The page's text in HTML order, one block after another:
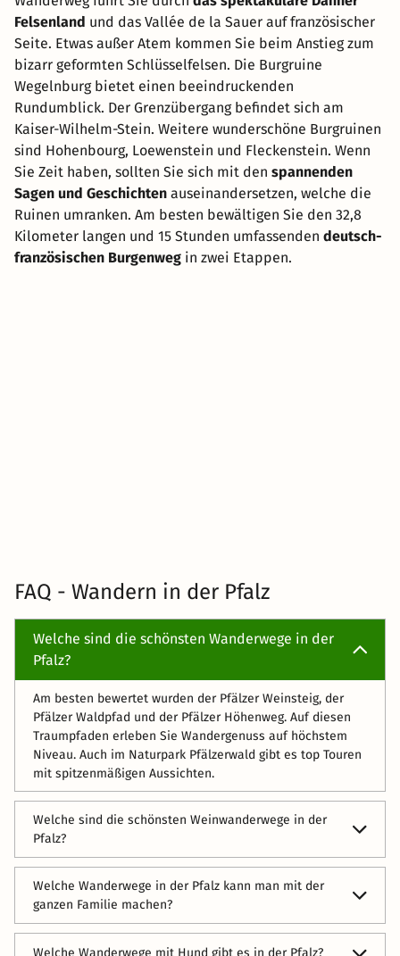
Felsenland und das Vallée de la Sauer auf französischer
Seite. Etwas außer Atem kommen Sie beim Anstieg zum
bizarr geformten Schlüsselfelsen. Die Burgruine
Wegelnburg bietet einen beeindruckenden
Rundumblick. Der Grenzübergang befindet sich am
Kaiser-Wilhelm-Stein. Weitere wunderschöne Burgruinen
sind Hohenbourg, Loewenstein und Fleckenstein. Wenn
Sie Zeit haben, sollten Sie sich mit den spannenden
Sagen und Geschichten auseinandersetzen, welche die
Ruinen umranken. Am besten bewältigen Sie den 32,8
Kilometer langen und 15 Stunden umfassenden deutsch-
französischen Burgenweg in zwei Etappen.
FAQ - Wandern in der Pfalz
Welche sind die schönsten Wanderwege in der
Pfalz?
Am besten bewertet wurden der Pfälzer Weinsteig, der
Pfälzer Waldpfad und der Pfälzer Höhenweg. Auf diesen
Traumpfaden erleben Sie Wandergenuss auf höchstem
Niveau. Auch im Naturpark Pfälzerwald gibt es top Touren
mit spitzenmäßigen Aussichten.
Welche sind die schönsten Weinwanderwege in der
Pfalz?
Muskateller Rundwanderweg zählen zu den schönsten
Weinwanderwegen in der Pfalz. Ebenfalls ist eine
Weinwanderung von Kallstadt bis zum Rieslingweg
möglich.
Welche Wanderwege in der Pfalz kann man mit der
ganzen Familie machen?